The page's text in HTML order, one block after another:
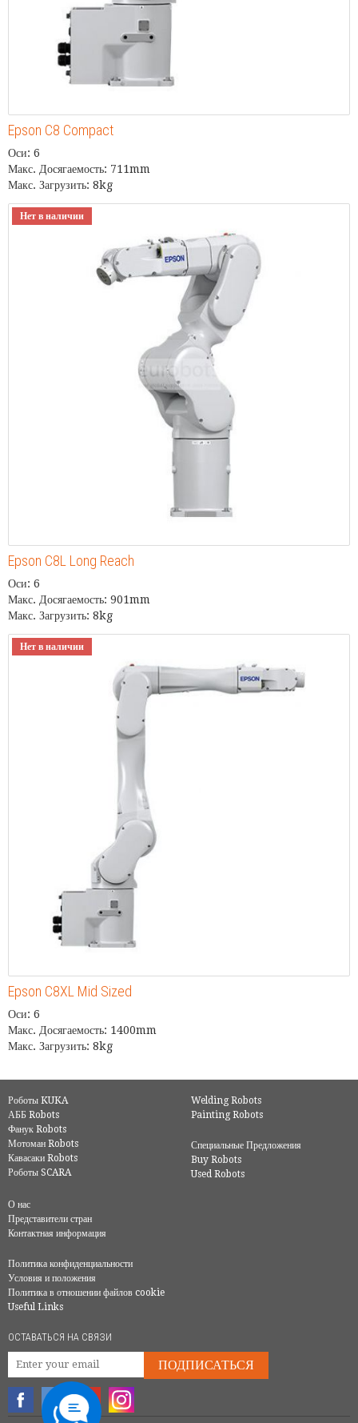
Epson C8 Compact
Оси: 6
Макс. Досягаемость: 711mm
Макс. Загрузить: 8kg
Нет в наличии
Epson C8L Long Reach
Оси: 6
Макс. Досягаемость: 901mm
Макс. Загрузить: 8kg
Нет в наличии
Epson C8XL Mid Sized
Оси: 6
Макс. Досягаемость: 1400mm
Макс. Загрузить: 8kg
Роботы KUKA
АББ Robots
Фанук Robots
Мотоман Robots
Кавасаки Robots
Роботы SCARA
Welding Robots
Painting Robots
Специальные Предложения
Buy Robots
Used Robots
О нас
Представители стран
Контактная информация
Политика конфиденциальности
Условия и положения
Политика в отношении файлов cookie
Useful Links
ОСТАВАТЬСЯ НА СВЯЗИ
ПОДПИСАТЬСЯ